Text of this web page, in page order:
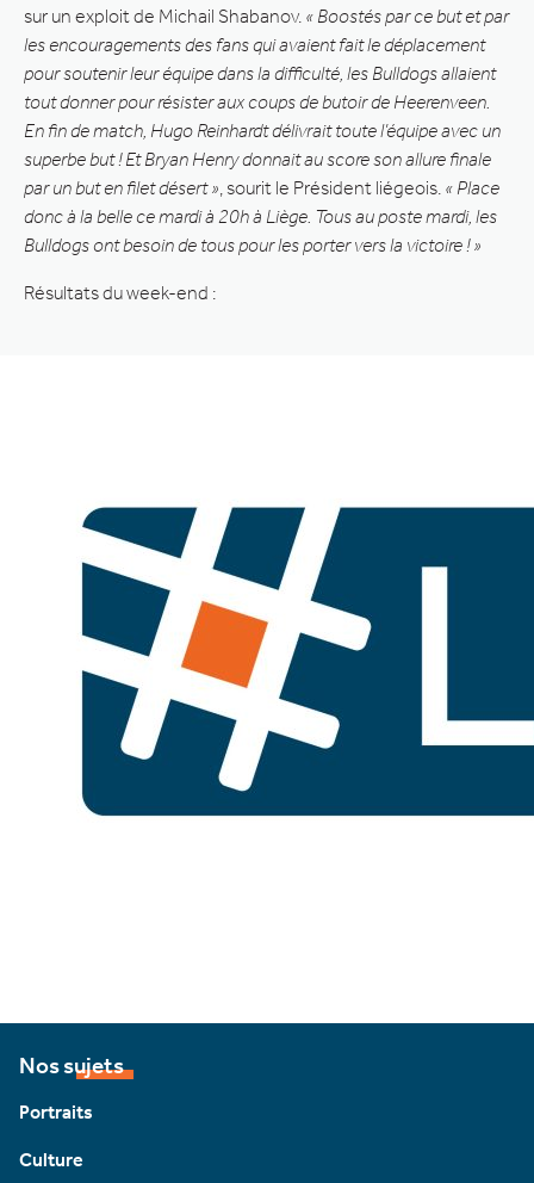
sur un exploit de Michail Shabanov. « Boostés par ce but et par
les encouragements des fans qui avaient fait le déplacement
pour soutenir leur équipe dans la difficulté, les Bulldogs allaient
tout donner pour résister aux coups de butoir de Heerenveen.
En fin de match, Hugo Reinhardt délivrait toute l’équipe avec un
superbe but ! Et Bryan Henry donnait au score son allure finale
par un but en filet désert » , sourit le Président liégeois. « Place
donc à la belle ce mardi à 20h à Liège. Tous au poste mardi, les
Bulldogs ont besoin de tous pour les porter vers la victoire ! »
Résultats du week-end :
Nos sujets
Portraits
Culture